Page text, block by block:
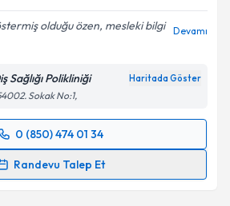
işlenmesine ilişkin
kabul ediyorum.
Talebini Gönder
olduğu özen, mesleki bilgi
Devamı
Sağlığı Polikliniği Haritada Göster
Sokak No:1,
0 (850) 474 01 34
Randevu Talep Et
Talebi